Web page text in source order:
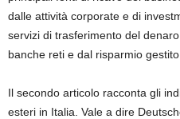
dalle attività corporate e di
servizi di trasferimento del
banche reti e dal risparmio gestito.
Il secondo articolo racconta gli
esteri in Italia. Vale a dire